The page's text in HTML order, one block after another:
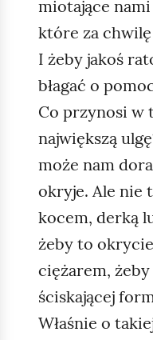
miotające
które za
I żeby jakoś
błagać o
Co przynosi w
największą
może nam
okryje. Ale nie
kocem, derką
żeby to
ciężarem, żeby
ściskającej
Właśnie o